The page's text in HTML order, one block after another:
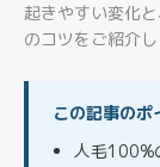
起きやすい変化
のコツをご紹介し
この記事のポ
人毛100%